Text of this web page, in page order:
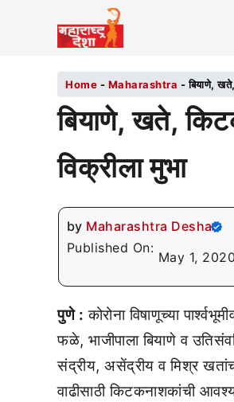
Home - Maharashtra -बियाणे,
बियाणे, खते,
विक्रीला मुभा
by Maharashtra Desha
Published On:
May 1,
पुणे : कोरोना विषाणूच्या
फळे, भाजीपाला बियाणे व
संद्रीय, असेंद्रीय व मिश्र
वाढीसाठी किटकनाशकांची